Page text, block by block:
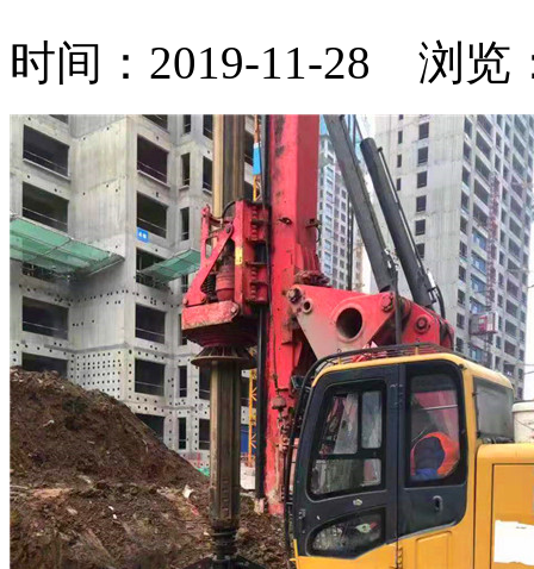
时间：2019-11-28 浏览